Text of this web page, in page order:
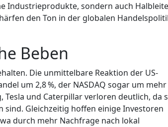
Industrieprodukte, sondern auch
den Ton in der globalen
Beben
Die unmittelbare Reaktion der US-
um 2,8 %, der NASDAQ sogar um mehr
Tesla und Caterpillar verloren deutlich, da
Gleichzeitig hoffen einige Investoren
durch mehr Nachfrage nach lokal